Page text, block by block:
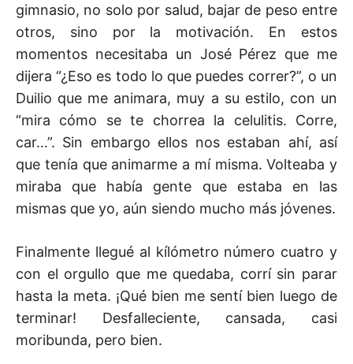
gimnasio, no solo por salud, bajar de peso entre
otros, sino por la motivación. En estos
momentos necesitaba un José Pérez que me
dijera “¿Eso es todo lo que puedes correr?”, o un
Duilio que me animara, muy a su estilo, con un
“mira cómo se te chorrea la celulitis. Corre,
car…”. Sin embargo ellos nos estaban ahí, así
que tenía que animarme a mí misma. Volteaba y
miraba que había gente que estaba en las
mismas que yo, aún siendo mucho más jóvenes.
Finalmente llegué al kílómetro número cuatro y
con el orgullo que me quedaba, corrí sin parar
hasta la meta. ¡Qué bien me sentí bien luego de
terminar! Desfalleciente, cansada, casi
moribunda, pero bien.